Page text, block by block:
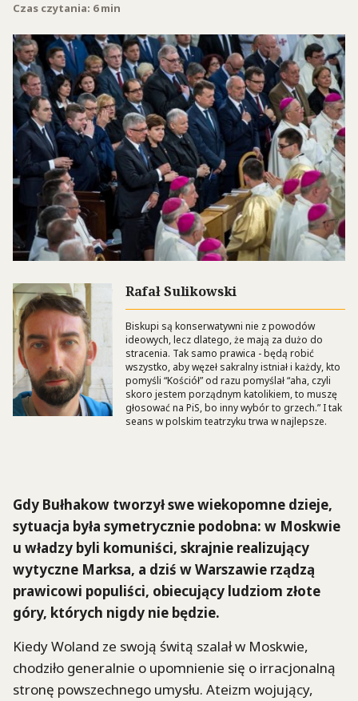
Czas czytania: 6 min
Rafał Sulikowski
Biskupi są konserwatywni nie z powodów
ideowych, lecz dlatego, że mają za dużo do
stracenia. Tak samo prawica - będą robić
wszystko, aby węzeł sakralny istniał i każdy, kto
pomyśli “Kościół” od razu pomyślał “aha, czyli
skoro jestem porządnym katolikiem, to muszę
głosować na PiS, bo inny wybór to grzech.” I tak
seans w polskim teatrzyku trwa w najlepsze.
Gdy Bułhakow tworzył swe wiekopomne dzieje,
sytuacja była symetrycznie podobna: w Moskwie
u władzy byli komuniści, skrajnie realizujący
wytyczne Marksa, a dziś w Warszawie rządzą
prawicowi populiści, obiecujący ludziom złote
góry, których nigdy nie będzie.
Kiedy Woland ze swoją świtą szalał w Moskwie,
chodziło generalnie o upomnienie się o irracjonalną
stronę powszechnego umysłu. Ateizm wojujący,